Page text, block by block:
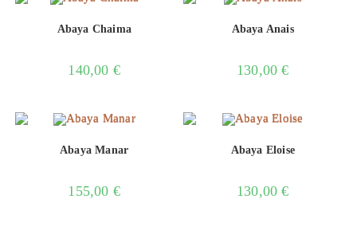
Abaya Chaima
140,00 €
Abaya Anais
130,00€
Abaya Manar
155,00 €
Abaya Eloise
130,00€